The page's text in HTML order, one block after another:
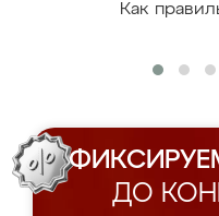
Как
ДО